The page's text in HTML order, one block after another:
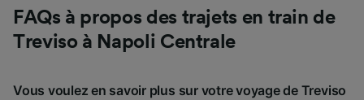
FAQs à propos des trajets en train de
Treviso à Napoli Centrale
Vous voulez en savoir plus sur votre voyage de Treviso